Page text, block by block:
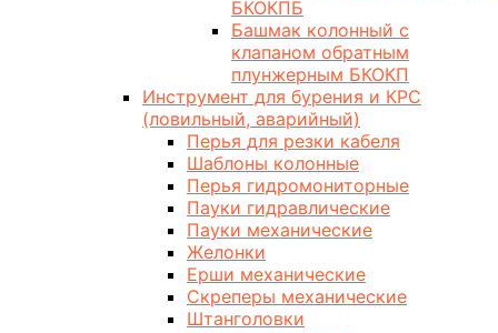
БКОКПБ
Башмак колонный с
клапаном обратным
плунжерным БКОКП
Инструмент для бурения и КРС
(ловильный, аварийный)
Перья для резки кабеля
Шаблоны колонные
Перья гидромониторные
Пауки гидравлические
Пауки механические
Желонки
Ерши механические
Скреперы механические
Штанголовки